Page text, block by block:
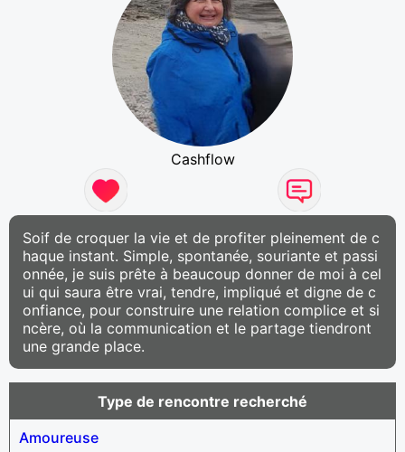
Cashflow
Soif de croquer la vie et de profiter pleinement de c
haque instant. Simple, spontanée, souriante et passi
onnée, je suis prête à beaucoup donner de moi à cel
ui qui saura être vrai, tendre, impliqué et digne de c
onfiance, pour construire une relation complice et si
ncère, où la communication et le partage tiendront
une grande place.
Type de rencontre recherché
Amoureuse